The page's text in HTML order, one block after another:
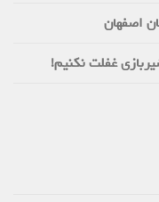
اصفهان
غفلت نکنیم!